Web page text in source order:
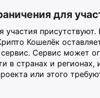
для
участия присутствуют.
Кошелёк
Сервис может
в странах и
или этого